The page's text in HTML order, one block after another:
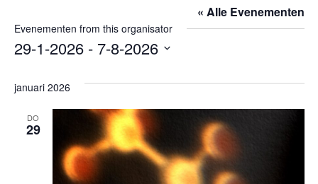
« Alle Evenementen
Evenementen from this organisator
29-1-2026 - 7-8-2026
datum.
januari 2026
DO
29